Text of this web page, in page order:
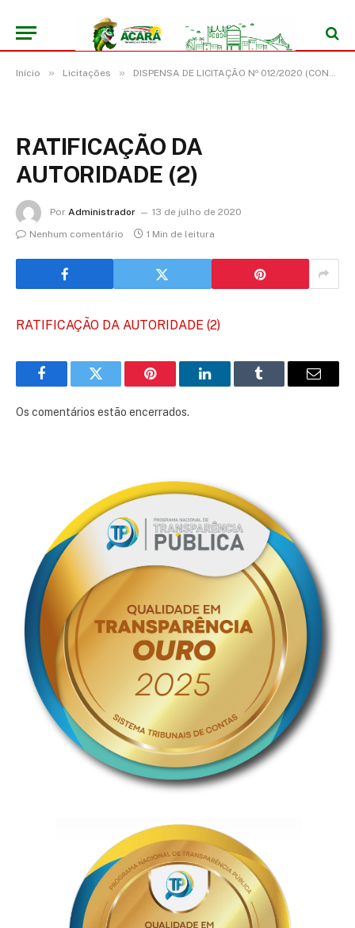
Início » Licitações » DISPENSA DE LICITAÇÃO Nº 012/2020 (CONTRATAÇÃO DE EMPRESA PARA PRESTAÇÃO DE SERVIÇOS DE LOCAÇÃO DE VEÍCULOS DE 16 (DEZESSEIS) LUGARES, SEM LIMITES DE QUILOMETRAGEM, SEM CONDUTOR)
RATIFICAÇÃO DA
AUTORIDADE (2)
Por Administrador
13 de julho de 2020
Nenhum comentário
1 Min de leitura
RATIFICAÇÃO DA AUTORIDADE (2)
FacebookTwitter Pinterest LinkedInTumblr
E-
Os comentários estão encerrados.